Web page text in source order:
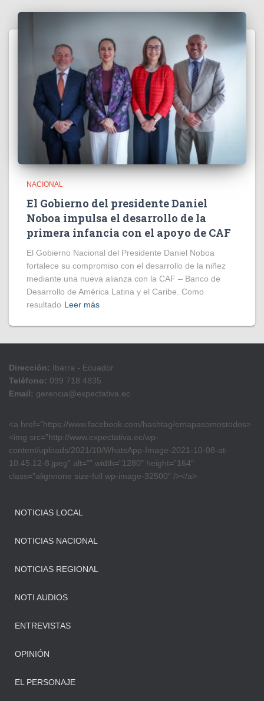
NACIONAL
El Gobierno del presidente Daniel
Noboa impulsa el desarrollo de la
primera infancia con el apoyo de CAF
El Gobierno Nacional del Presidente Daniel Noboa
fortalece su compromiso con el desarrollo de la niñez
mediante una nueva alianza con la CAF – Banco de
Desarrollo de América Latina y el Caribe. Como
resultado Leer más
Dirección: Ibarra - Ecuador
Teléfono: 099 718 4835
Email: gerencia@expectativa.ec
<a href=”https://www.facebook.com/hashtag/emapasomostodos>
<img src=”http://www.expectativa.ec/wp-
content/uploads/2021/10/WhatsApp-Image-2021-10-08-at-
10.45.12-8.jpeg” alt=”” width=”1280″ height=”164″
class=”alignnone size-full wp-image-32500″ /></a>
NOTICIAS LOCAL
NOTICIAS NACIONAL
NOTICIAS REGIONAL
NOTI AUDIOS
ENTREVISTAS
OPINIÓN
EL PERSONAJE